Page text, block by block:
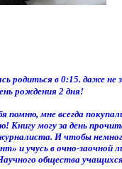
родиться в 0:15. даже не
рождения 2 дня!
помню, мне всегда
Книгу могу за день
И чтобы
и учусь в очно-
общества